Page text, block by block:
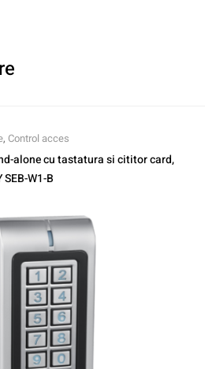
, Control acces
alone cu tastatura si cititor card,
W1-B